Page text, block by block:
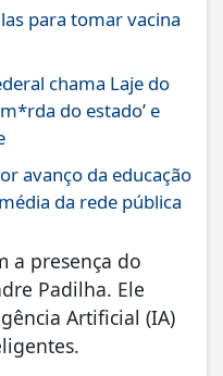
para tomar vacina
chama Laje do
do estado’ e
avanço da educação
da rede pública
a presença do
Padilha. Ele
Artificial (IA)